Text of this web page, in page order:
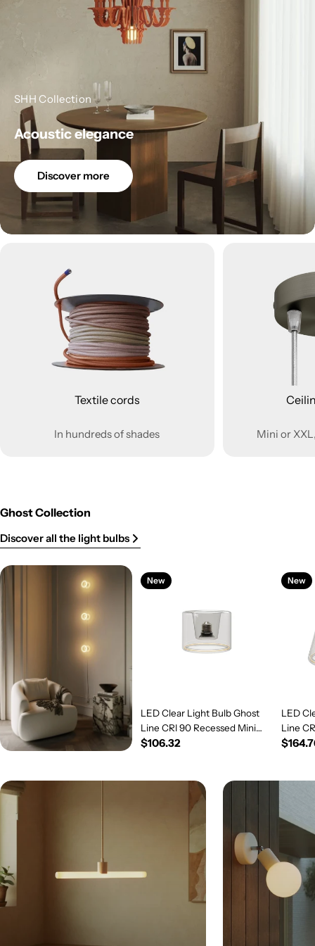
SHH Collection
Acoustic elegance
Discover more
Textile cords
In hundreds of shades Mini or
Ghost Collection
Discover all the light bulbs
New
LED Clear Light Bulb Ghost
Line CRI 90 Recessed Mini
Donut 5.5W 450Lm E26 120V
Regular
$106.32
New
LED
Line
5.5W